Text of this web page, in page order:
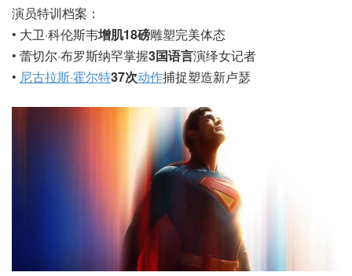
演员特训档案：
• 大卫·科伦斯韦增肌18磅雕塑完美体态
• 蕾切尔·布罗斯纳罕掌握3国语言演绎女记者
• 尼古拉斯·霍尔特37次动作捕捉塑造新卢瑟